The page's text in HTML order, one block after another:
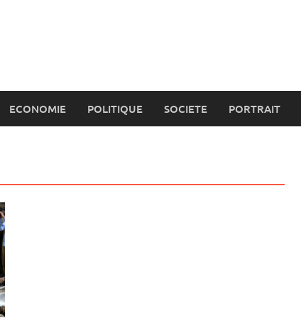
ECONOMIE POLITIQUE SOCIETE PORTRAIT